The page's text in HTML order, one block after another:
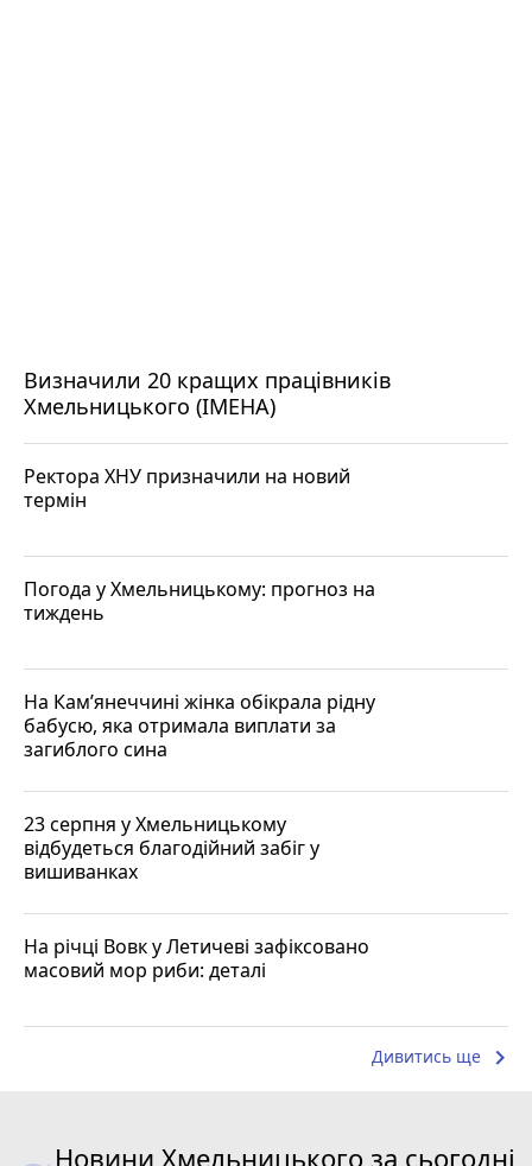
Визначили 20 кращих працівників
Хмельницького (ІМЕНА)
Ректора ХНУ призначили на новий
термін
Погода у Хмельницькому: прогноз на
тиждень
На Кам’янеччині жінка обікрала рідну
бабусю, яка отримала виплати за
загиблого сина
23 серпня у Хмельницькому
відбудеться благодійний забіг у
вишиванках
На річці Вовк у Летичеві зафіксовано
масовий мор риби: деталі
Дивитись ще keyboard_arrow_right
Новини Хмельницького за сьогодні